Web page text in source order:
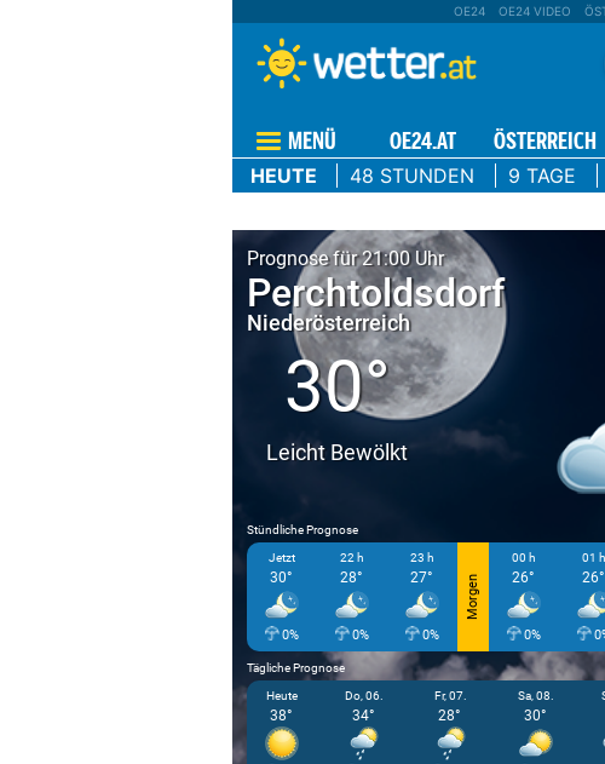
OE24 OE24 VIDEO
MENÜ OE24.AT ÖSTERREICH
HEUTE 48 STUNDEN 9 TAGE
Prognose für 21:00 Uhr
Perchtoldsdorf
Niederösterreich
30°
Leicht Bewölkt
Stündliche Prognose
Jetzt
30°
0%
22 h
28°
0%
23 h
27°
0%
Morgen
00 h
26°
0%
01 h
26°
Tägliche Prognose
Heute
38°
Do, 06.
34°
Fr, 07.
28°
Sa, 08.
30°